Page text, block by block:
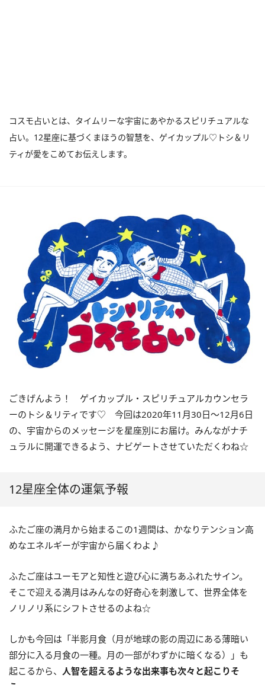
コスモ占いとは、タイムリーな宇宙にあやかるスピリチュアルな
占い。12星座に基づくまほうの智慧を、ゲイカップル♡トシ＆リ
ティが愛をこめてお伝えします。
ごきげんよう！ ゲイカップル・スピリチュアルカウンセラ
ーのトシ＆リティです♡ 今回は2020年11 月30日〜12月6日
の、宇宙からのメッセージを星座別にお届け。みんながナチ
ュラルに開運できるよう、ナビゲートさせていただくわね☆
12星座全体の運氣予報
ふたご座の満月から始まるこの1週間は、かなりテンション高
めなエネルギーが宇宙から届くわよ♪
ふたご座はユーモアと知性と遊び心に満ちあふれたサイン。
そこで迎える満月はみんなの好奇心を刺激して、世界全体を
ノリノリ系にシフトさせるのよね☆
しかも今回は「半影月食（月が地球の影の周辺にある薄暗い
部分に入る月食の一種。月の一部がわずかに暗くなる）」も
起こるから、 人智を超えるような出来事も次々と起こりそ